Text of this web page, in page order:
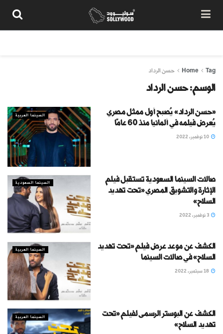
Home Tag حسن الرداد
الوسم:حسن الرداد
السينما العربية
«حسن الرداد» يُصبح أول ممثل مصري
يُعرض فيلمه في ألمانيا منذ 60 عامًا
السينما السعودية
صالات السينما السعودية تستقبل فيلم
الإثارة والتشويق المصري «تحت تهديد
السلاح»
السينما العربية
الكشف عن موعد عرض فيلم «تحت تهديد
السلاح» في صالات السينما
السينما العربية
الكشف عن البوستر الرسمى لفيلم «تحت
تهديد السلاح»